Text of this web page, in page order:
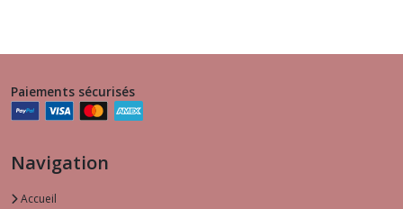
Paiements sécurisés
Navigation
Accueil